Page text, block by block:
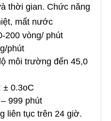
thời gian. Chức năng
mất nước
200 vòng/ phút
phút
môi trường đến 45,0
± 0.3oC
999 phút
liên tục trên 24 giờ.